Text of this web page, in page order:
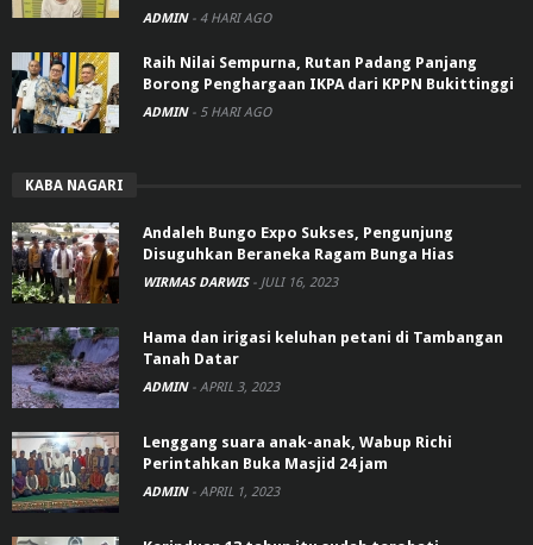
ADMIN - 4 HARI AGO
Raih Nilai Sempurna, Rutan Padang Panjang
Borong Penghargaan IKPA dari KPPN Bukittinggi
ADMIN - 5 HARI AGO
KABA NAGARI
Andaleh Bungo Expo Sukses, Pengunjung
Disuguhkan Beraneka Ragam Bunga Hias
WIRMAS DARWIS - JULI 16, 2023
Hama dan irigasi keluhan petani di Tambangan
Tanah Datar
ADMIN - APRIL 3, 2023
Lenggang suara anak-anak, Wabup Richi
Perintahkan Buka Masjid 24 jam
ADMIN - APRIL 1, 2023